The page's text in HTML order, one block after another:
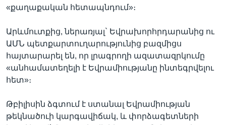
«քաղաքական հետապնդում»։
Արևմուտքից, ներառյալ` Եվրախորհրդարանից ու
ԱՄՆ պետքարտուղարությունից բազմիցս
հայտարարել են, որ լրագրողի ազատազրկումը
«անհամատեղելի է Եվրամիությանը ինտեգրվելու
հետ»։
Թբիլիսին ձգտում է ստանալ Եվրամիության
թեկնածուի կարգավիճակ, և փորձագետների